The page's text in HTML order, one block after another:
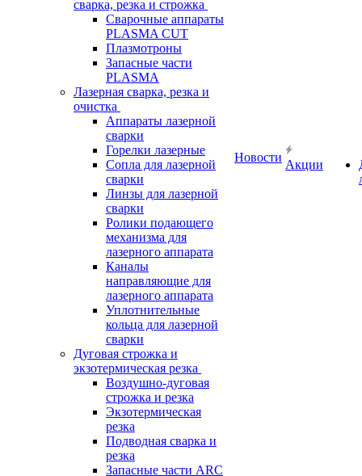
сварка, резка и строжка
Сварочные аппараты
PLASMA CUT
Плазмотроны
Запасные части
PLASMA
Лазерная сварка, резка и
очистка
Аппараты лазерной
сварки
Горелки лазерные
Сопла для лазерной
сварки
Линзы для лазерной
сварки
Ролики подающего
механизма для
лазерного аппарата
Каналы
направляющие для
лазерного аппарата
Уплотнительные
кольца для лазерной
сварки
Дуговая строжка и
экзотермическая резка
Воздушно-дуговая
строжка и резка
Экзотермическая
резка
Подводная сварка и
резка
Запасные части ARC
Новости
Акции